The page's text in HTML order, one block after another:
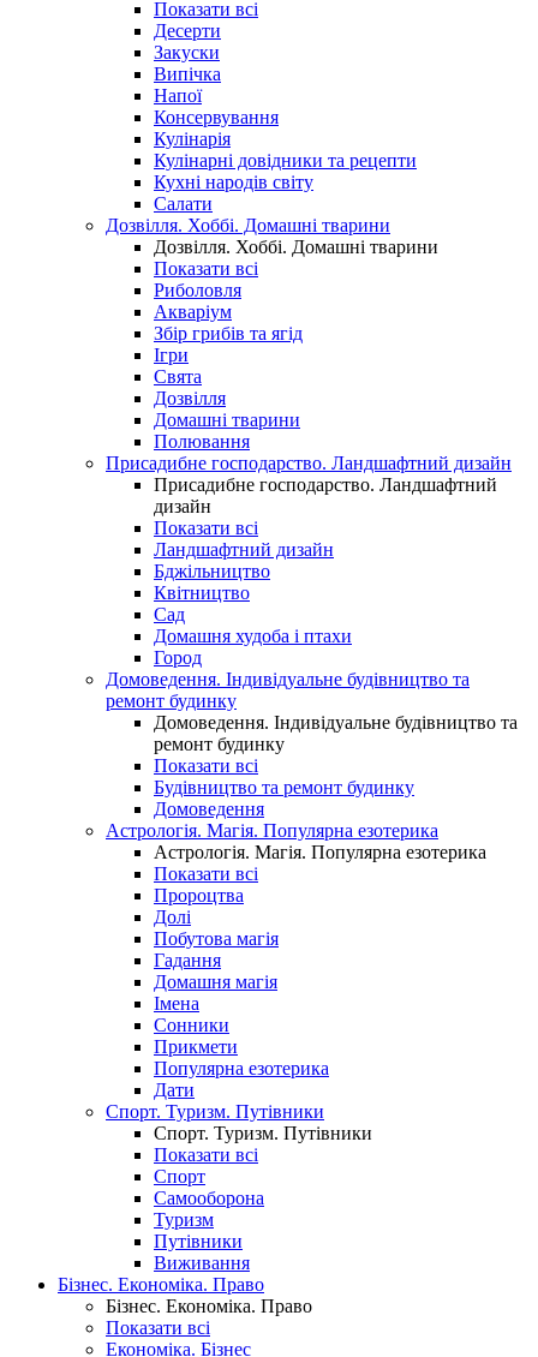
Показати всі
Десерти
Закуски
Випічка
Напої
Консервування
Кулінарія
Кулінарні довідники та рецепти
Кухні народів світу
Салати
Дозвілля. Хоббі. Домашні тварини
Дозвілля. Хоббі. Домашні тварини
Показати всі
Риболовля
Акваріум
Збір грибів та ягід
Ігри
Свята
Дозвілля
Домашні тварини
Полювання
Присадибне господарство. Ландшафтний дизайн
Присадибне господарство. Ландшафтний
дизайн
Показати всі
Ландшафтний дизайн
Бджільництво
Квітництво
Сад
Домашня худоба і птахи
Город
Домоведення. Індивідуальне будівництво та
ремонт будинку
Домоведення. Індивідуальне будівництво та
ремонт будинку
Показати всі
Будівництво та ремонт будинку
Домоведення
Астрологія. Магія. Популярна езотерика
Астрологія. Магія. Популярна езотерика
Показати всі
Пророцтва
Долі
Побутова магія
Гадання
Домашня магія
Імена
Сонники
Прикмети
Популярна езотерика
Дати
Спорт. Туризм. Путівники
Спорт. Туризм. Путівники
Показати всі
Спорт
Самооборона
Туризм
Путівники
Виживання
Бізнес. Економіка. Право
Бізнес. Економіка. Право
Показати всі
Економіка. Бізнес